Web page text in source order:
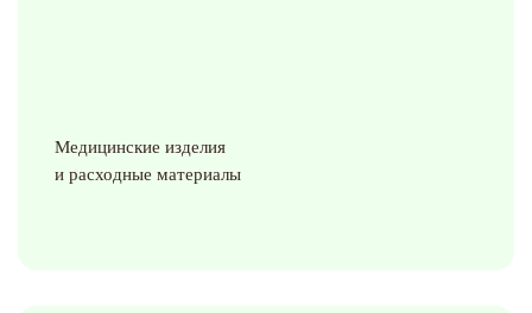
Медицинские изделия
и расходные материалы